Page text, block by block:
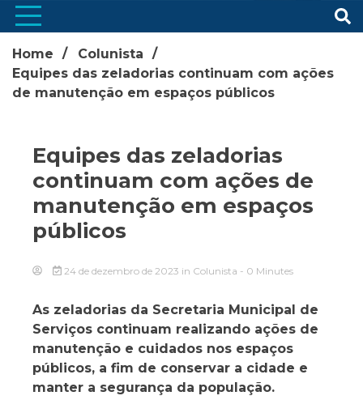
Home
Colunista
Equipes das zeladorias continuam com ações
de manutenção em espaços públicos
Equipes das zeladorias
continuam com ações de
manutenção em espaços
públicos
24 de dezembro de 2023 in Colunista - 0 Minutes
As zeladorias da Secretaria Municipal de
Serviços continuam realizando ações de
manutenção e cuidados nos espaços
públicos, a fim de conservar a cidade e
manter a segurança da população.